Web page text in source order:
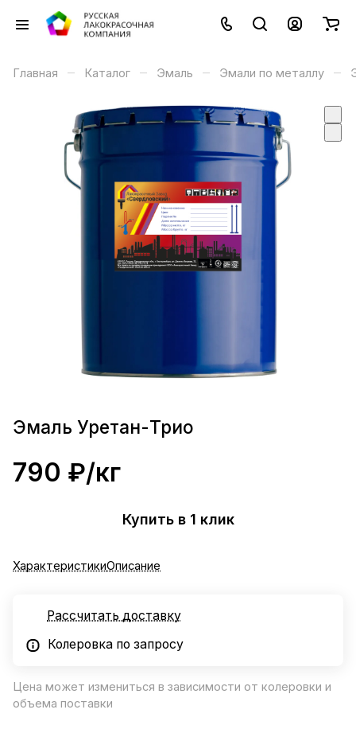
Главная – Каталог – Эмаль – Эмали по металлу –
Эмаль Уретан-Трио
790 ₽/кг
Купить в 1 клик
ХарактеристикиОписание
Рассчитать доставку
Колеровка по запросу
Цена может измениться в зависимости от колеровки и
объема поставки